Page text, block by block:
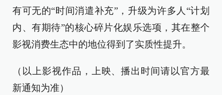
有可无的“时间消遣补充”，升级为许多人“计划
内、有期待”的核心碎片化娱乐选项，其在整个
影视消费生态中的地位得到了实质性提升。
（以上影视作品，上映、播出时间请以官方最
新通知为准）